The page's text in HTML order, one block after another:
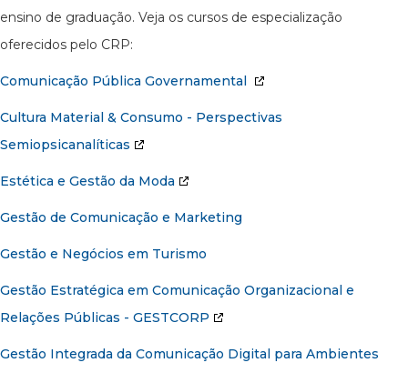
ensino de graduação. Veja os cursos de especialização
oferecidos pelo CRP:
Comunicação Pública Governamental
Cultura Material & Consumo - Perspectivas
Semiopsicanalíticas
Estética e Gestão da Moda
Gestão de Comunicação e Marketing
Gestão e Negócios em Turismo
Gestão Estratégica em Comunicação Organizacional e
Relações Públicas - GESTCORP
Gestão Integrada da Comunicação Digital para Ambientes